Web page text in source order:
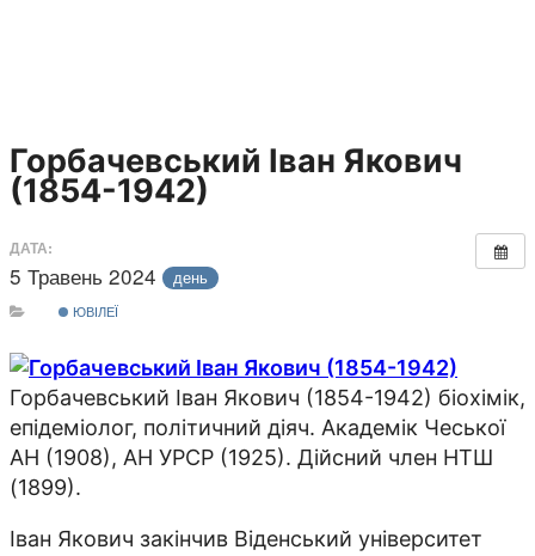
Горбачевський Іван Якович
(1854-1942)
ДАТА:
5 Травень 2024 день
ЮВІЛЕЇ
Горбачевський Іван Якович (1854-1942) біохімік,
епідеміолог, політичний діяч. Академік Чеської
АН (1908), АН УРСР (1925). Дійсний член НТШ
(1899).
Іван Якович закінчив Віденський університет